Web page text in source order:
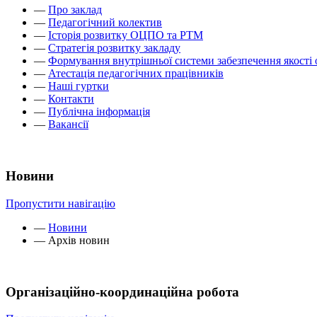
— Про заклад
— Педагогічний колектив
— Історія розвитку ОЦПО та РТМ
— Стратегія розвитку закладу
— Формування внутрішньої системи забезпечення якості
— Атестація педагогічних працівників
— Наші гуртки
— Контакти
— Публічна інформація
— Вакансії
Новини
Пропустити навігацію
— Новини
— Архів новин
Організаційно-координаційна робота